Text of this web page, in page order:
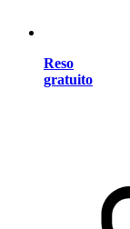
Reso
gratuito